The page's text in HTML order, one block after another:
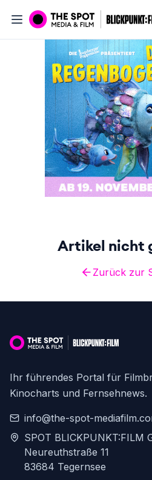
Artikel nicht
Zurück zur
Ihr führendes Portal für
Kinocharts und Fernsehnews.
info@the-spot-
SPOT BLICKPUNKT:FILM
Neureuthstraße 11
83684 Tegernsee